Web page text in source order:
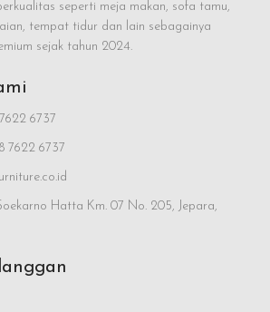
seperti meja makan, sofa tamu,
tempat tidur dan lain sebagainya
sejak tahun 2024.
6737
7622 6737
Hatta Km. 07 No. 205, Jepara,